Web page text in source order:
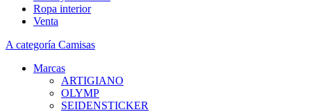
Ropa interior
Venta
A categoría Camisas
Marcas
ARTIGIANO
OLYMP
SEIDENSTICKER